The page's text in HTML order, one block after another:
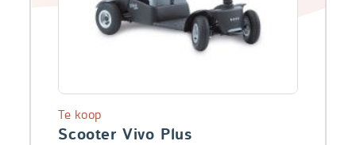
Scooter Vivo Plus
Te koop